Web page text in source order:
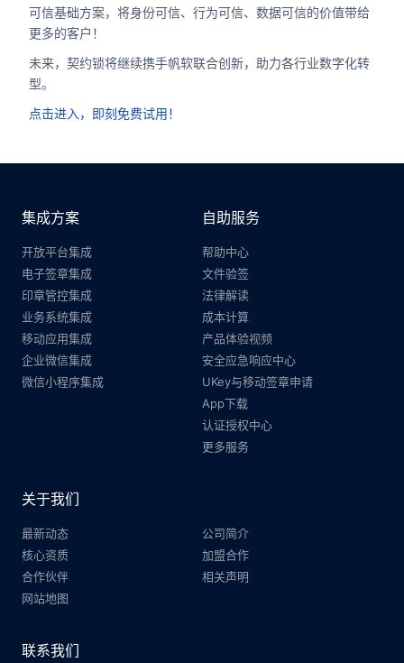
可信基础方案，将身份可信、行为可信、数据可信的价值带给
更多的客户！
未来，契约锁将继续携手帆软联合创新，助力各行业数字化转
型。
点击进入，即刻免费试用！
集成方案
开放平台集成
电子签章集成
印章管控集成
业务系统集成
移动应用集成
企业微信集成
微信小程序集成
自助服务
帮助中心
文件验签
法律解读
成本计算
产品体验视频
安全应急响应中心
UKey与移动签章申请
App下载
认证授权中心
更多服务
关于我们
最新动态
公司简介
核心资质
加盟合作
合作伙伴
相关声明
网站地图
联系我们